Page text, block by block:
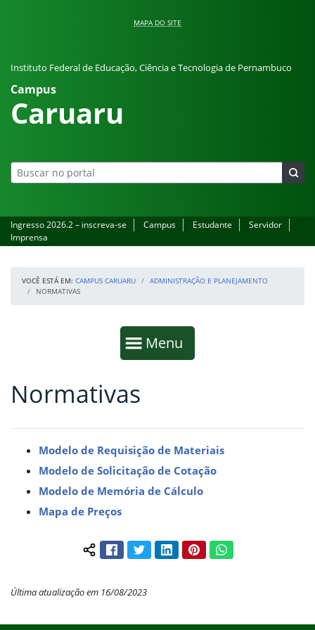
MAPA DO SITE
Instituto Federal de Educação, Ciência e Tecnologia de Pernambuco
Campus
Caruaru
Ingresso 2026.2 – inscreva-se Campus Estudante
Servidor
Imprensa
VOCÊ ESTÁ EM: CAMPUS CARUARU
ADMINISTRAÇÃO E PLANEJAMENTO
NORMATIVAS
Mostrar
Menu
Fim da navegação
Início do conteúdo
Normativas
Modelo de Requisição de Materiais
Modelo de Solicitação de Cotação
Modelo de Memória de Cálculo
Mapa de Preços
Compartilhar conteúdo:
FacebookTwitterLinkedInPinterestWhatsApp
Última atualização em 16/08/2023